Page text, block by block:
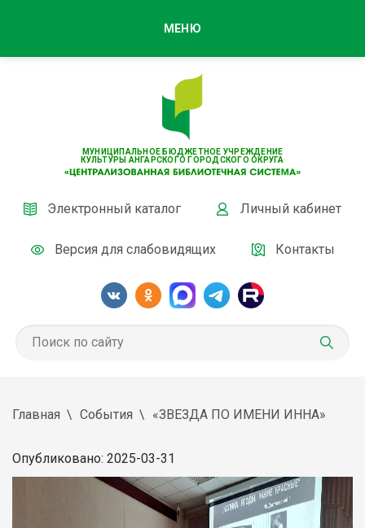
МУНИЦИПАЛЬНОЕ БЮДЖЕТНОЕ УЧРЕЖДЕНИЕ
КУЛЬТУРЫ АНГАРСКОГО ГОРОДСКОГО ОКРУГА
Электронный каталог Личный кабинет
Версия для слабовидящих Контакты
МЕНЮ
Главная События «ЗВЕЗДА ПО ИМЕНИ ИННА»
Опубликовано: 2025-03-31